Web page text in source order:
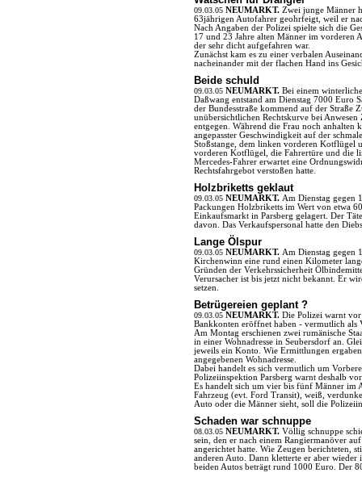
09.03.05 NEUMARKT. Zwei junge Männer
63jährigen Autofahrer geohrfeigt, weil er
Nach Angaben der Polizei spielte sich die
17 und 23 Jahre alten Männer im
der sehr dicht aufgefahren war.
Zunächst kam es zu einer verbalen
nacheinander mit der flachen Hand ins
Beide schuld
09.03.05 NEUMARKT. Bei einem
Daßwang entstand am Dienstag 7000 Euro
der Bundesstraße kommend auf der Straße
unübersichtlichen Rechtskurve bei
entgegen. Während die Frau noch anhalten
angepasster Geschwindigkeit auf der
Stoßstange, dem linken vorderen Kotflügel
vorderen Kotflügel, die Fahrertüre und die
Mercedes-Fahrer erwartet eine
Rechtsfahrgebot verstoßen hatte.
Holzbriketts geklaut
09.03.05 NEUMARKT. Am Dienstag gegen
Packungen Holzbriketts im Wert von etwa
Einkaufsmarkt in Parsberg gelagert. Der
davon. Das Verkaufspersonal hatte den
Lange Ölspur
09.03.05 NEUMARKT. Am Dienstag gegen
Kirchenwinn eine rund einen Kilometer
Gründen der Verkehrssicherheit
Verursacher ist bis jetzt nicht bekannt. Er
setzen.
Betrügereien geplant ?
09.03.05 NEUMARKT. Die Polizei warnt vor
Bankkonten eröffnet haben - vermutlich als
Am Montag erschienen zwei rumänische
in einer Wohnadresse in Seubersdorf an.
jeweils ein Konto. Wie Ermittlungen
angegebenen Wohnadresse.
Dabei handelt es sich vermutlich um
Polizeiinspektion Parsberg warnt deshalb
Es handelt sich um vier bis fünf Männer im
Fahrzeug (evt. Ford Transit), weiß,
Auto oder die Männer sieht, soll die
Schaden war schnuppe
08.03.05 NEUMARKT. Völlig schnuppe
sein, den er nach einem Rangiermanöver
angerichtet hatte. Wie Zeugen berichteten,
anderen Auto. Dann kletterte er aber wieder
beiden Autos beträgt rund 1000 Euro. Der